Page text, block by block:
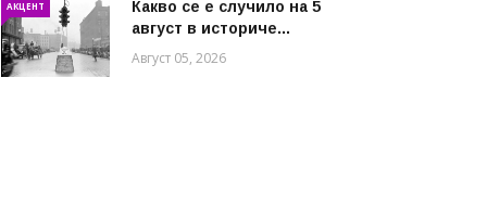
АКЦЕНТ
Какво се е случило на 5
август в историче...
Август 05, 2026